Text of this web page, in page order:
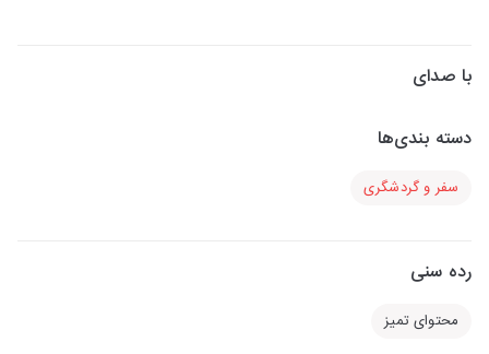
با صدای
دسته بندی‌ها
سفر و گردشگری
رده سنی
محتوای تمیز